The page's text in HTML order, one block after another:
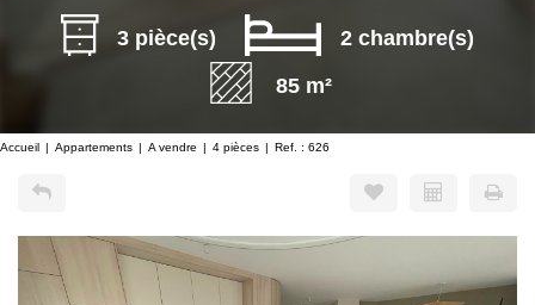
3 pièce(s)
2 chambre(s)
85 m²
Accueil Appartements A vendre 4 pièces Ref. : 626